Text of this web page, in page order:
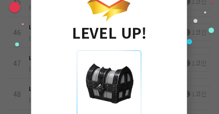
Ep.45 24.06.20
46 내게만 상냥한 사장님 46화
Ep.46 0 0 24.06.20
1코인
47 내게만 상냥한 사장님 47화
Ep.47 24.06.20
1코인
48 내게만 상냥한 사장님 48화
Ep.48 24.06.20
1코인
LEVEL UP!